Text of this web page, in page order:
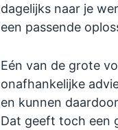
dagelijks naar je
een passende
Eén van de grote
onafhankelijke
en kunnen
Dat geeft toch een